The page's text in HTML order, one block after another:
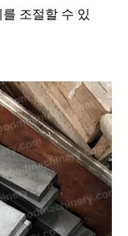
조절할 수 있